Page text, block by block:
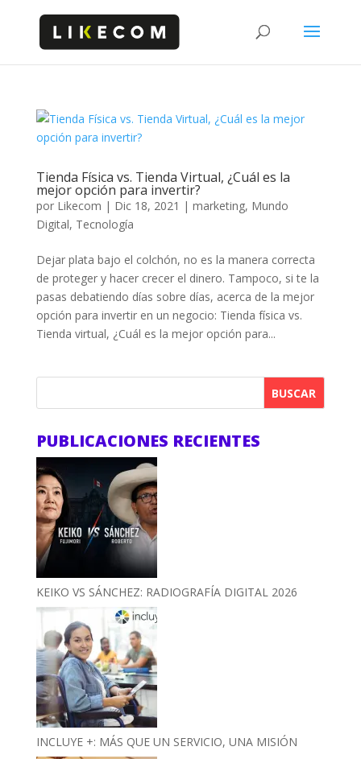
Tienda Física vs. Tienda Virtual, ¿Cuál es la
mejor opción para invertir?
por Likecom | Dic 18, 2021 | marketing, Mundo
Digital, Tecnología
Dejar plata bajo el colchón, no es la manera correcta
de proteger y hacer crecer el dinero. Tampoco, si te la
pasas debatiendo días sobre días, acerca de la mejor
opción para invertir en un negocio: Tienda física vs.
Tienda virtual, ¿Cuál es la mejor opción para...
BUSCAR
PUBLICACIONES RECIENTES
KEIKO VS SÁNCHEZ: RADIOGRAFÍA DIGITAL 2026
INCLUYE +: MÁS QUE UN SERVICIO, UNA MISIÓN